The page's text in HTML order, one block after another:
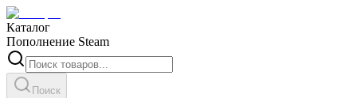
Каталог
Пополнение Steam
Поиск